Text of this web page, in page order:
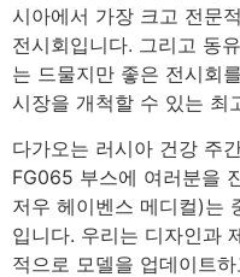
시아에서 가장 크고 전문
전시회입니다. 그리고 동
는 드물지만 좋은 전시회
시장을 개척할 수 있는 최
다가오는 러시아 건강 주
FG065 부스에 여러분을
저우 헤이벤스 메디컬)는
입니다. 우리는 디자인과
적으로 모델을 업데이트